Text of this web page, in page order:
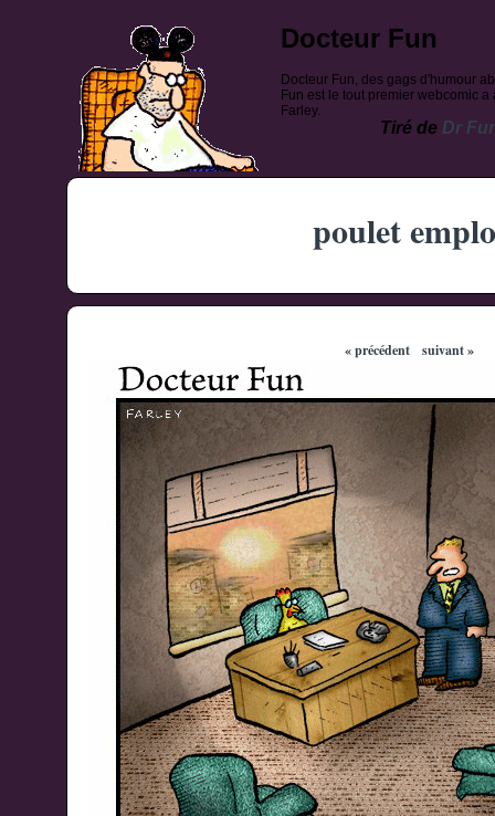
Docteur Fun
Docteur Fun, des gags d'humour
Fun est le tout premier webcomic
Farley.
Tiré de Dr
poulet
« précédent suivant »